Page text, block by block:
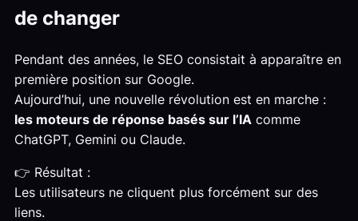
de changer
Pendant des années, le SEO consistait à apparaître en
première position sur Google.
Aujourd’hui, une nouvelle révolution est en marche :
les moteurs de réponse basés sur l’IA comme
ChatGPT, Gemini ou Claude.
👉 Résultat :
Les utilisateurs ne cliquent plus forcément sur des
liens.